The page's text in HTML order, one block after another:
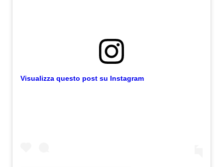
Visualizza questo post su Instagram